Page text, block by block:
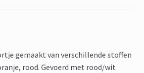
gemaakt van verschillende stoffen
rood. Gevoerd met rood/wit